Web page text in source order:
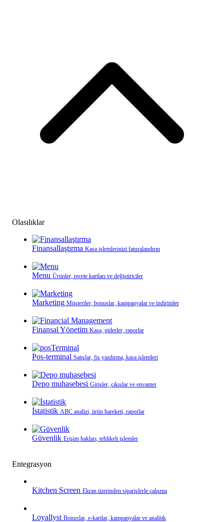
Olasılıklar
Finansallaştırma Kasa işlemlerinizi faturalandırın
Menu Ürünler, reçete kartları ve değiştiriciler
Marketing Müşteriler, bonuslar, kampanyalar ve indirimler
Finansal Yönetim Kasa, giderler, raporlar
Pos-terminal Satışlar, fiş yazdırma, kasa işlemleri
Depo muhasebesi Girişler, çıkışlar ve envanter
İstatistik ABC analizi, ürün hareketi, raporlar
Güvenlik Erişim hakları, tehlikeli işlemler
Entegrasyon
Kitchen Screen Ekran üzerinden siparişlerle çalışma
Loyallyst Bonuslar, e‑kartlar, kampanyalar ve analitik